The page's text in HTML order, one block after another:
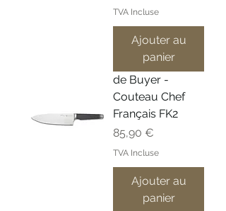
TVA Incluse
Ajouter au
panier
de Buyer -
Couteau Chef
Français FK2
Prix
85,90 €
TVA Incluse
Ajouter au
panier